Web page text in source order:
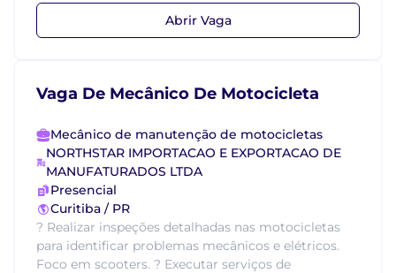
Abrir Vaga
Vaga De Mecânico De Motocicleta
Mecânico de manutenção de motocicletas
NORTHSTAR IMPORTACAO E EXPORTACAO DE
MANUFATURADOS LTDA
Presencial
Curitiba / PR
? Realizar inspeções detalhadas nas motocicletas
para identificar problemas mecânicos e elétricos.
Foco em scooters. ? Executar serviços de